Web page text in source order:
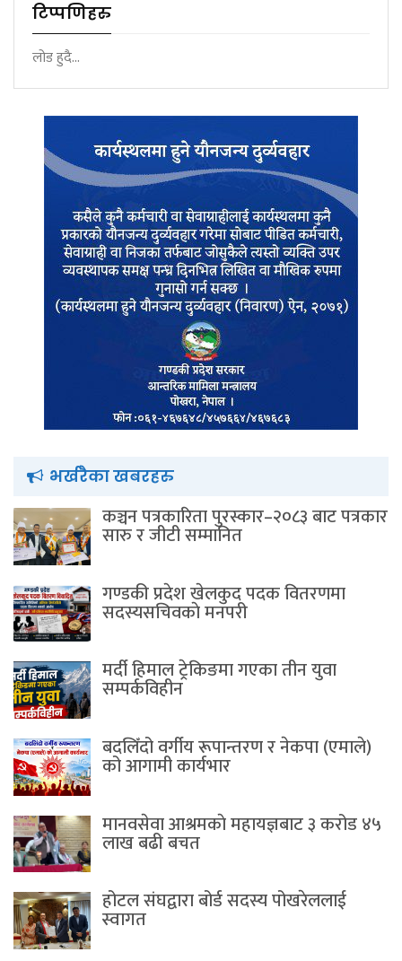
टिप्पणिहरु
लोड हुदै...
भर्खरैका खबरहरु
कञ्चन पत्रकारिता पुरस्कार–२०८३ बाट पत्रकार
सारु र जीटी सम्मानित
गण्डकी प्रदेश खेलकुद पदक वितरणमा
सदस्यसचिवकाे मनपरी
मर्दी हिमाल ट्रेकिङमा गएका तीन युवा
सम्पर्कविहीन
बदलिँदो वर्गीय रूपान्तरण र नेकपा (एमाले)
को आगामी कार्यभार
मानवसेवा आश्रमकाे‌ महायज्ञबाट ३ करोड ४५
लाख बढी बचत
होटल संघद्वारा बोर्ड सदस्य पोखरेललाई
स्वागत